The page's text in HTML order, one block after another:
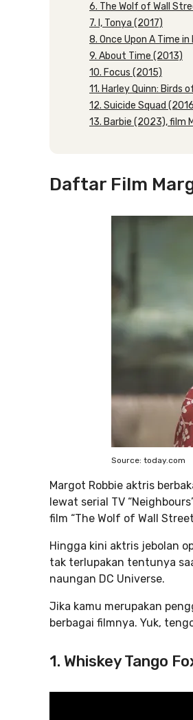
6. The Wolf of Wall
7. I, Tonya (2017)
8. Once Upon A Time
9. About Time (2013)
10. Focus (2015)
11. Harley Quinn: Birds
12. Suicide Squad
13. Barbie (2023), film
Daftar Film
Source: today.com
Margot Robbie aktris
lewat serial TV
film “The Wolf of Wall
Hingga kini aktris jebolan
tak terlupakan tentunya
naungan DC Universe.
Jika kamu merupakan
berbagai filmnya. Yuk,
1. Whiskey Tango